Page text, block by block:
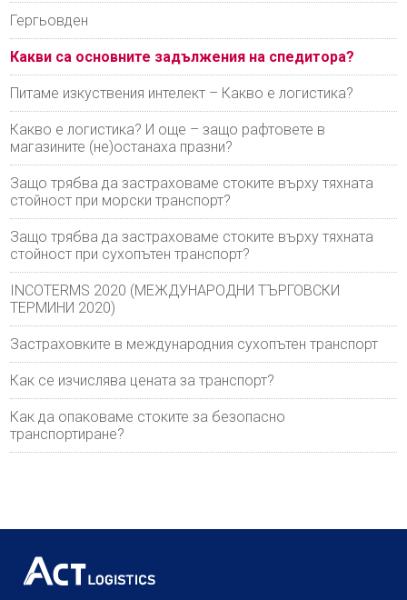
Гергьовден
Какви са основните задължения на спедитора?
Питаме изкуствения интелект – Какво е логистика?
Какво е логистика? И още – защо рафтовете в
магазините (не)останаха празни?
Защо трябва да застраховаме стоките върху тяхната
стойност при морски транспорт?
Защо трябва да застраховаме стоките върху тяхната
стойност при сухопътен транспорт?
INCOTERMS 2020 (МЕЖДУНАРОДНИ ТЪРГОВСКИ
ТЕРМИНИ 2020)
Застраховките в международния сухопътен транспорт
Как се изчислява цената за транспорт?
Как да опаковаме стоките за безопасно
транспортиране?